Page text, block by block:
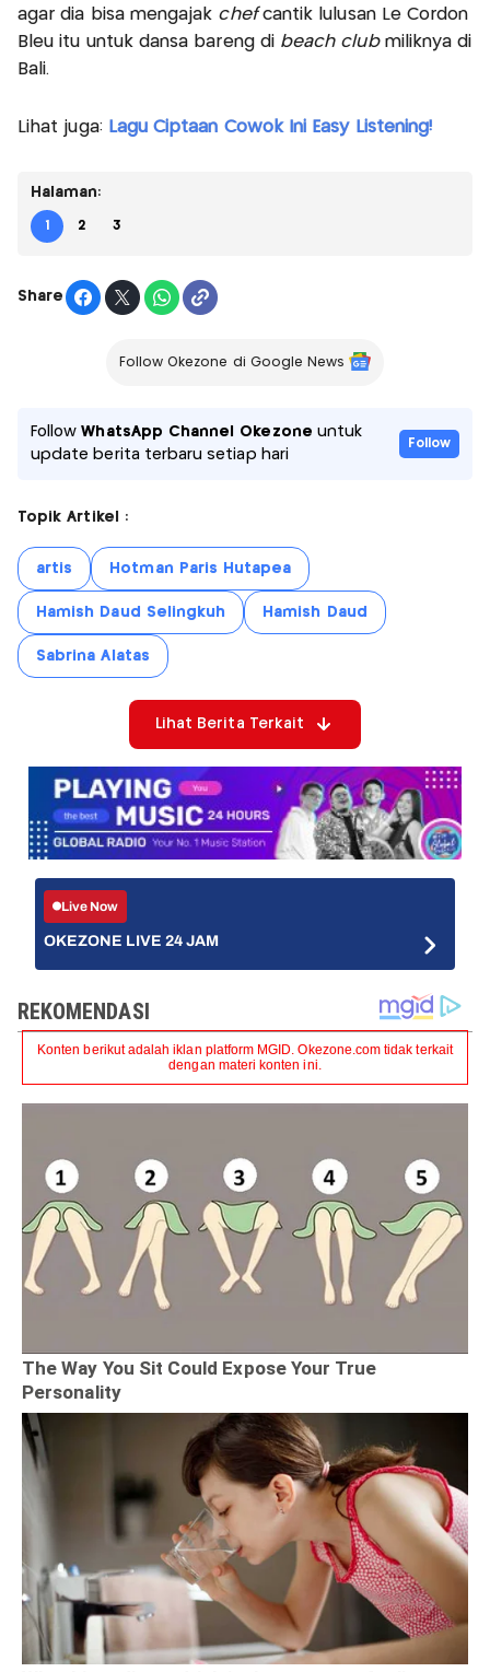
agar dia bisa mengajak chefcantik lulusan Le Cordon
Bleu itu untuk dansa bareng di beach clubmiliknya di
Bali.
Lihat juga: Lagu Ciptaan Cowok Ini Easy Listening!
Halaman:
1 2 3
Share
Follow Okezone di Google News
FollowWhatsApp Channel Okezone untuk
update berita terbaru setiap hari
Follow
Topik Artikel :
artis Hotman Paris Hutapea
Hamish Daud Selingkuh Hamish Daud
Sabrina Alatas
Lihat Berita Terkait
Live Now
OKEZONE LIVE 24 JAM